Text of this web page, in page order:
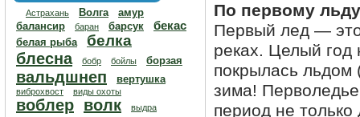
Астрахань Волга
амур
балансир
баран барсук бекас
белая рыба белка
блесна бобр бойлы борзая
вальдшнеп вертушка
виброхвост виды охоты
воблер волк выдра
По первому
Первый лед — это
реках. Целый год
покрылась
зима!
период не